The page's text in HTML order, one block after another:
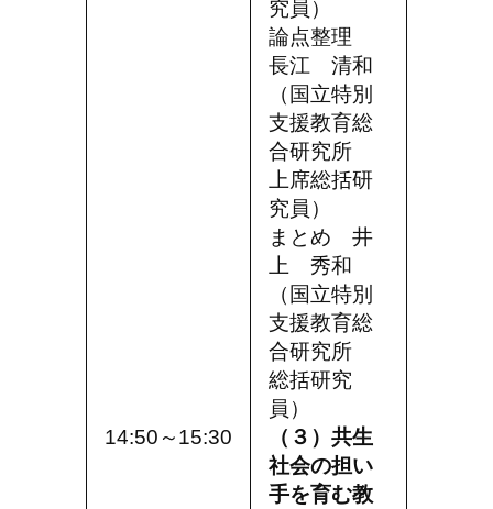
14:50～15:30
究員）
論点整理
長江 清和
（国立特別
支援教育総
合研究所
上席総括研
究員）
まとめ 井
上 秀和
（国立特別
支援教育総
合研究所
総括研究
員）
（３）共生
社会の担い
手を育む教